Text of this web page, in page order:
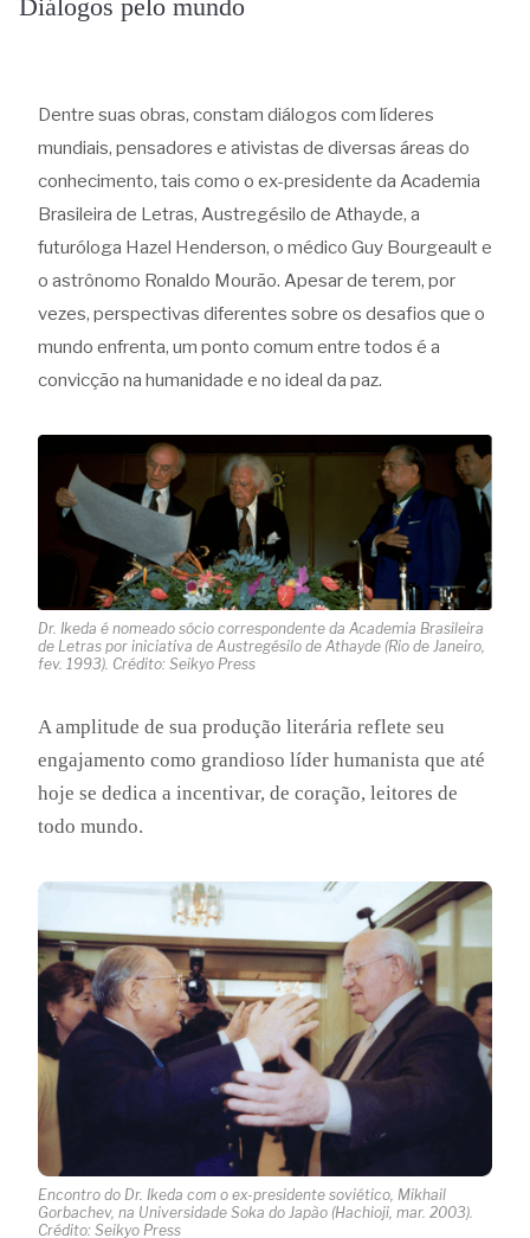
Cultura
Educação
Proposta de Paz
Legados Para a Humanidade
Diálogos pelo mundo
Dentre suas obras, constam diálogos com líderes
mundiais, pensadores e ativistas de diversas áreas do
conhecimento, tais como o ex-presidente da Academia
Brasileira de Letras, Austregésilo de Athayde, a
futuróloga Hazel Henderson, o médico Guy Bourgeault e
o astrônomo Ronaldo Mourão. Apesar de terem, por
vezes, perspectivas diferentes sobre os desafios que o
mundo enfrenta, um ponto comum entre todos é a
convicção na humanidade e no ideal da paz.
Dr. Ikeda é nomeado sócio correspondente da Academia Brasileira
de Letras por iniciativa de Austregésilo de Athayde (Rio de Janeiro,
fev. 1993). Crédito: Seikyo Press
A amplitude de sua produção literária reflete seu
engajamento como grandioso líder humanista que até
hoje se dedica a incentivar, de coração, leitores de
todo mundo.
Encontro do Dr. Ikeda com o ex-presidente soviético, Mikhail
Gorbachev, na Universidade Soka do Japão (Hachioji, mar. 2003).
Crédito: Seikyo Press